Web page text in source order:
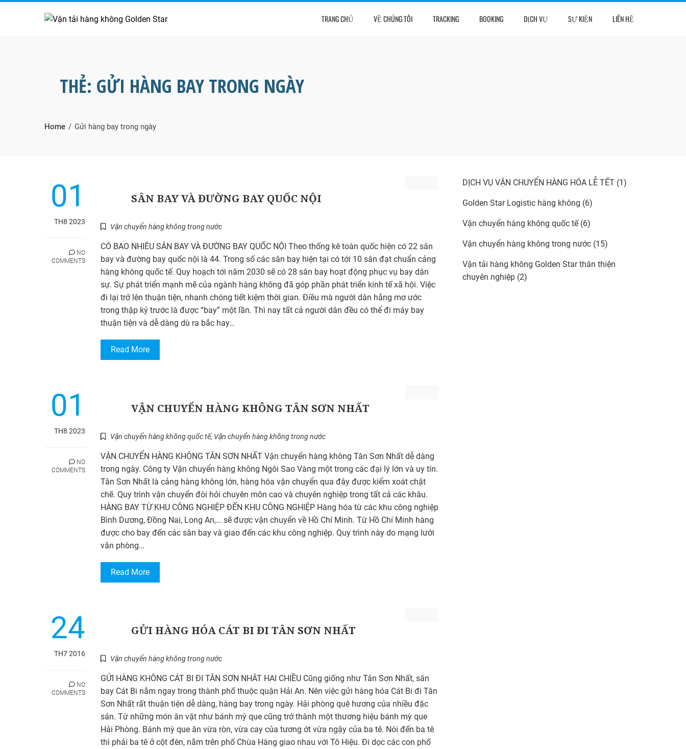
TRANG CHỦ VỀ CHÚNG TÔI TRACKING BOOKING DỊCH VỤ SỰ KIỆN LIÊN HỆ
THẺ: GỬI HÀNG BAY TRONG NGÀY
Home Gửi hàng bay trong ngày
01
TH8 2023
NO
COMMENTS
SÂN BAY VÀ ĐƯỜNG BAY QUỐC NỘI
Vận chuyển hàng không trong nước
CÓ BAO NHIÊU SÂN BAY VÀ ĐƯỜNG BAY QUỐC NỘI Theo thống kê toàn quốc hiện có 22 sân
bay và đường bay quốc nội là 44. Trong số các sân bay hiện tại có tới 10 sân đạt chuẩn cảng
hàng không quốc tế. Quy hoạch tới năm 2030 sẽ có 28 sân bay hoạt động phục vụ bay dân
sự. Sự phát triển mạnh mẽ của ngành hàng không đã góp phần phát triển kinh tế xã hội. Việc
đi lại trở lên thuận tiện, nhanh chóng tiết kiệm thời gian. Điều mà người dân hằng mơ ước
trong thập kỷ trước là được “bay” một lần. Thì nay tất cả người dân đều có thể đi máy bay
thuận tiện và dễ dàng dù ra bắc hay…
Read More
01
TH8 2023
NO
COMMENTS
VẬN CHUYỂN HÀNG KHÔNG TÂN SƠN NHẤT
Vận chuyển hàng không quốc tế, Vận chuyển hàng không trong nước
VẬN CHUYỂN HÀNG KHÔNG TÂN SƠN NHẤT Vận chuyển hàng không Tân Sơn Nhất dễ dàng
trong ngày. Công ty Vận chuyển hàng không Ngôi Sao Vàng một trong các đại lý lớn và uy tín.
Tân Sơn Nhất là cảng hàng không lớn, hàng hóa vận chuyển qua đây được kiểm xoát chặt
chẽ. Quy trình vận chuyển đòi hỏi chuyên môn cao và chuyên nghiệp trong tất cả các khâu.
HÀNG BAY TỪ KHU CÔNG NGHIỆP ĐẾN KHU CÔNG NGHIỆP Hàng hóa từ các khu công nghiệp
Bình Dương, Đồng Nai, Long An,… sẽ được vận chuyển về Hồ Chí Minh. Từ Hồ Chí Minh hàng
được cho bay đến các sân bay và giao đến các khu công nghiệp. Quy trình này do mạng lưới
văn phòng…
Read More
24
TH7 2016
NO
COMMENTS
GỬI HÀNG HÓA CÁT BI ĐI TÂN SƠN NHẤT
Vận chuyển hàng không trong nước
GỬI HÀNG KHÔNG CÁT BI ĐI TÂN SƠN NHÂT HAI CHIỀU Cũng giống như Tân Sơn Nhất, sân
bay Cát Bi nằm ngay trong thành phố thuộc quận Hải An. Nên việc gửi hàng hóa Cát Bi đi Tân
Sơn Nhất rất thuận tiện dễ dàng, hàng bay trong ngày. Hải phòng quê hương của nhiều đặc
sản. Từ những món ăn vặt như bánh mỳ que cũng trở thành một thương hiệu bánh mỳ que
Hải Phòng. Bánh mỳ que ăn vừa ròn, vừa cay của tương ớt vừa ngậy của ba tê. Nói đến ba tê
thì phải ba tê ở cột đèn, nằm trên phố Chùa Hàng giao nhau với Tô Hiệu. Đi dọc các con phố
DỊCH VỤ VẬN CHUYỂN HÀNG HÓA LỄ TẾT (1)
Golden Star Logistic hàng không (6)
Vận chuyển hàng không quốc tế(6)
Vận chuyển hàng không trong nước (15)
Vận tải hàng không Golden Star thân thiện
chuyên nghiệp (2)